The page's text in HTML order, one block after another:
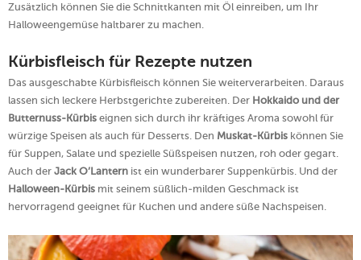
Zusätzlich können Sie die Schnittkanten mit Öl einreiben, um Ihr
Halloweengemüse haltbarer zu machen.
Kürbisfleisch für Rezepte nutzen
Das ausgeschabte Kürbisfleisch können Sie weiterverarbeiten. Daraus
lassen sich leckere Herbstgerichte zubereiten. Der Hokkaido und der
Butternuss-Kürbis eignen sich durch ihr kräftiges Aroma sowohl für
würzige Speisen als auch für Desserts. Den Muskat-Kürbis können Sie
für Suppen, Salate und spezielle Süßspeisen nutzen, roh oder gegart.
Auch der Jack O’Lantern ist ein wunderbarer Suppenkürbis. Und der
Halloween-Kürbis mit seinem süßlich-milden Geschmack ist
hervorragend geeignet für Kuchen und andere süße Nachspeisen.